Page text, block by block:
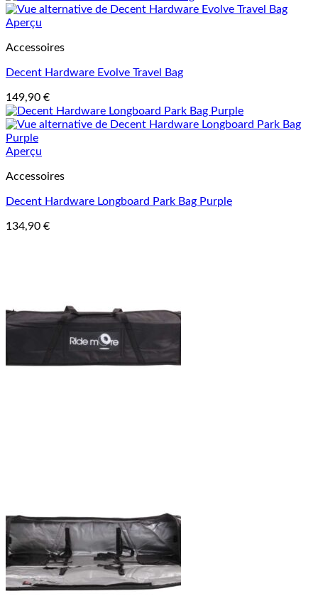
Aperçu
Accessoires
Decent Hardware Evolve Travel Bag
149,90 €
Aperçu
Accessoires
Decent Hardware Longboard Park Bag Purple
134,90 €